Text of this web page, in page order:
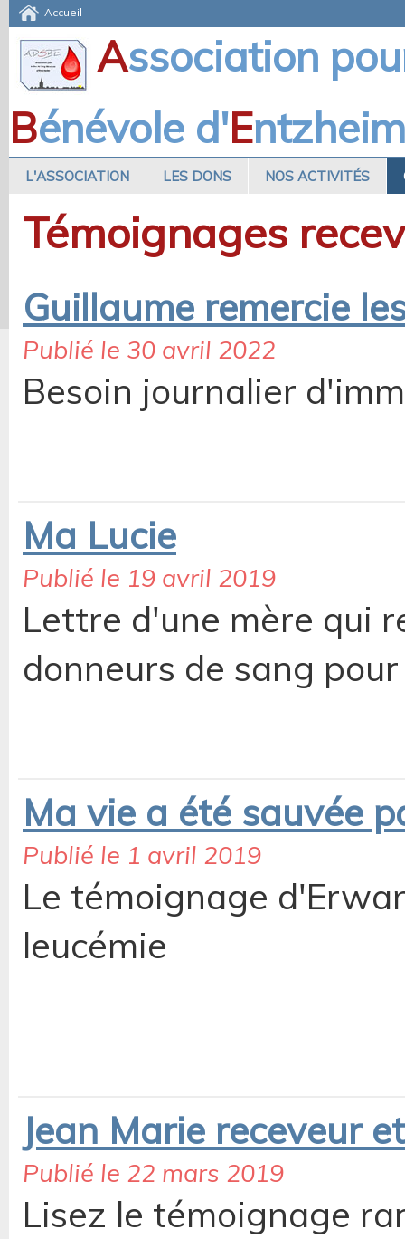
Accueil
Association
Bénévole d'Entzheim
L'ASSOCIATION LES DONS NOS ACTIVITÉS
Témoignages
Guillaume remercie
Publié le 30 avril 2022
Besoin journalier
Ma Lucie
Publié le 19 avril 2019
Lettre d'une mère qui
donneurs de sang
Ma vie a été sauvée
Publié le 1 avril 2019
Le témoignage
leucémie
Jean Marie receveur
Publié le 22 mars 2019
Lisez le témoignage